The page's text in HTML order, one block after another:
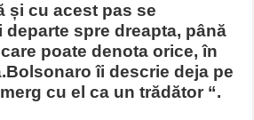
și cu acest pas se
departe spre dreapta, până
poate denota orice, în
îi descrie deja pe
cu el ca un trădător “.